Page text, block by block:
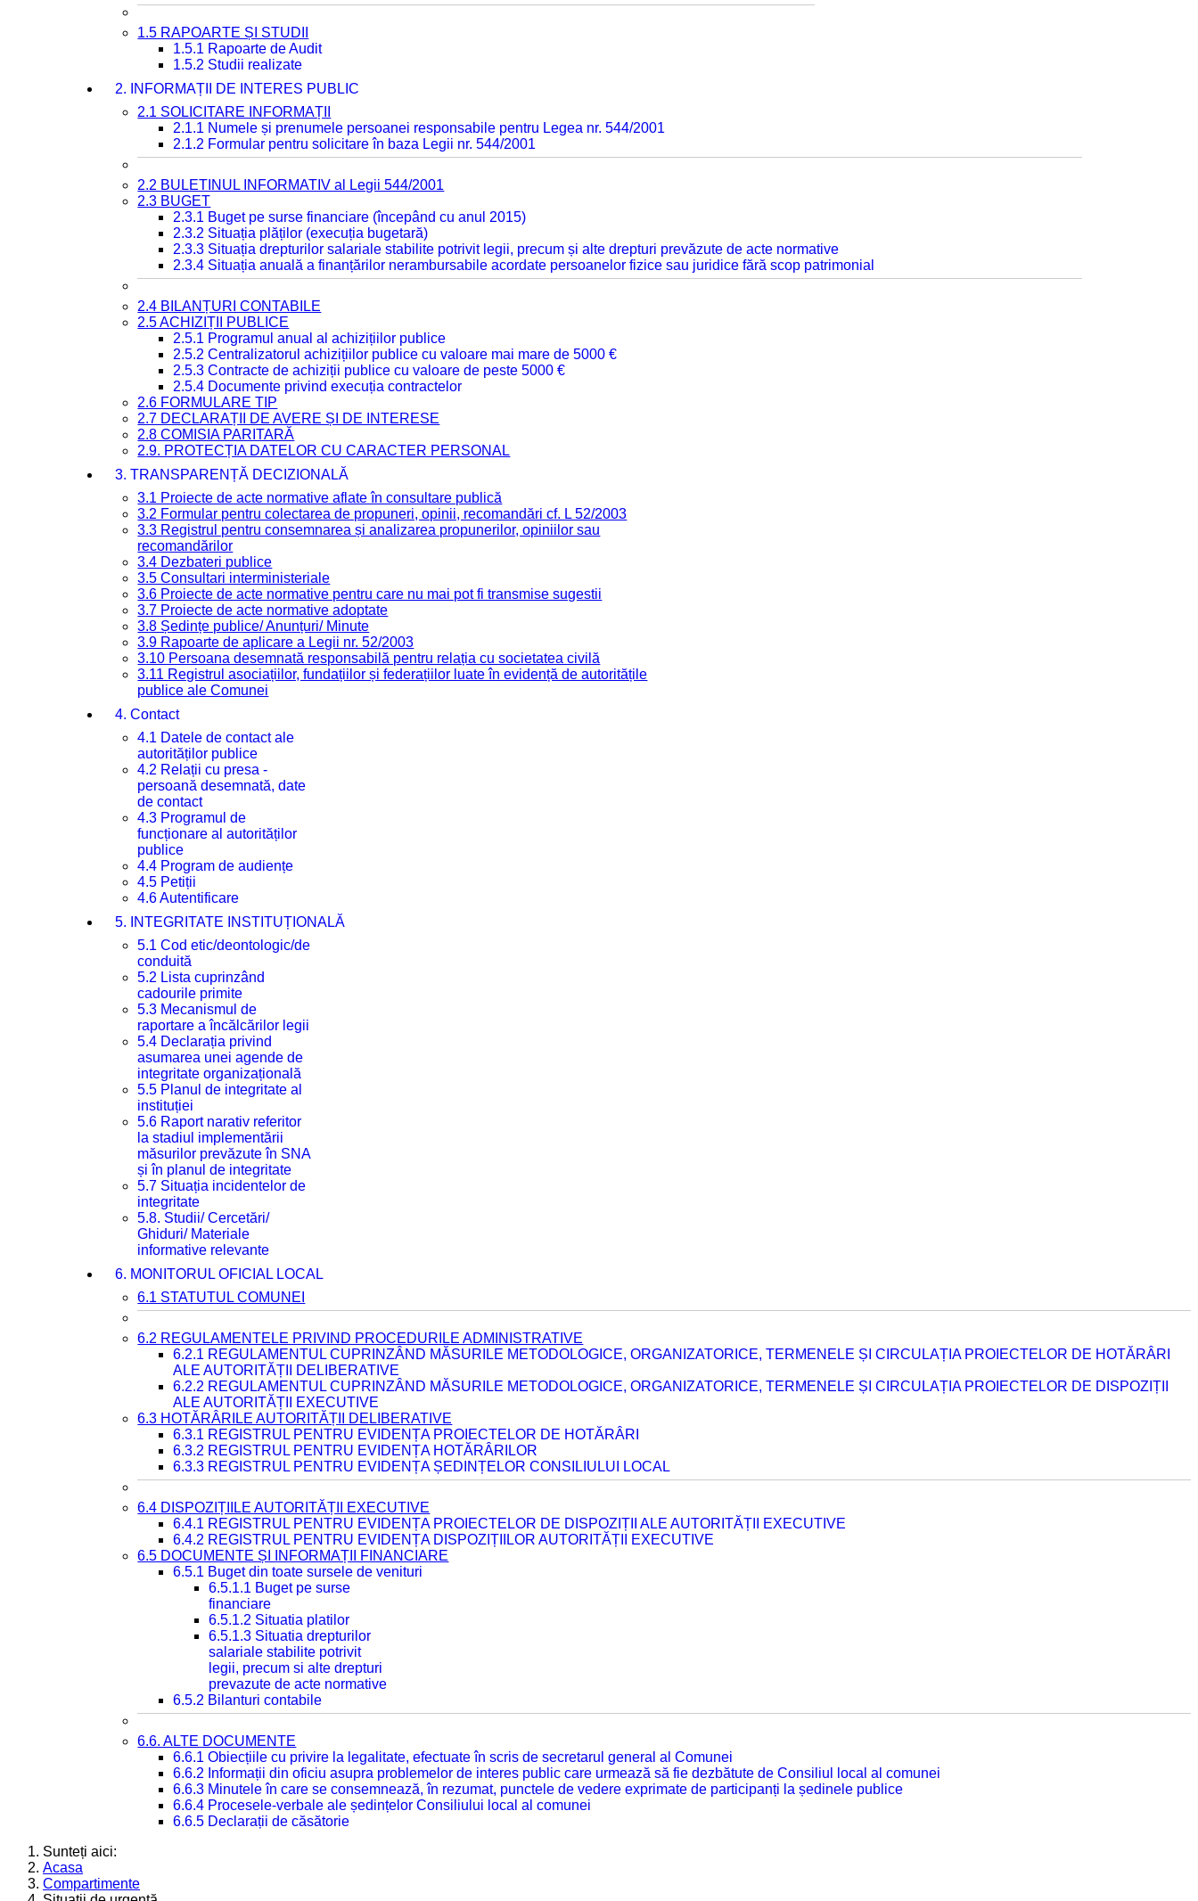
1.5 RAPOARTE ȘI STUDII
1.5.1 Rapoarte de Audit
1.5.2 Studii realizate
2. INFORMAȚII DE INTERES PUBLIC
2.1 SOLICITARE INFORMAȚII
2.1.1 Numele și prenumele persoanei responsabile pentru Legea nr. 544/2001
2.1.2 Formular pentru solicitare în baza Legii nr. 544/2001
2.2 BULETINUL INFORMATIV al Legii 544/2001
2.3 BUGET
2.3.1 Buget pe surse financiare (începând cu anul 2015)
2.3.2 Situația plăților (execuția bugetară)
2.3.3 Situația drepturilor salariale stabilite potrivit legii, precum și alte drepturi prevăzute de acte normative
2.3.4 Situația anuală a finanțărilor nerambursabile acordate persoanelor fizice sau juridice fără scop patrimonial
2.4 BILANȚURI CONTABILE
2.5 ACHIZIȚII PUBLICE
2.5.1 Programul anual al achizițiilor publice
2.5.2 Centralizatorul achizițiilor publice cu valoare mai mare de 5000 €
2.5.3 Contracte de achiziții publice cu valoare de peste 5000 €
2.5.4 Documente privind execuția contractelor
2.6 FORMULARE TIP
2.7 DECLARAȚII DE AVERE ȘI DE INTERESE
2.8 COMISIA PARITARĂ
2.9. PROTECȚIA DATELOR CU CARACTER PERSONAL
3. TRANSPARENȚĂ DECIZIONALĂ
3.1 Proiecte de acte normative aflate în consultare publică
3.2 Formular pentru colectarea de propuneri, opinii, recomandări cf. L 52/2003
3.3 Registrul pentru consemnarea și analizarea propunerilor, opiniilor sau
recomandărilor
3.4 Dezbateri publice
3.5 Consultari interministeriale
3.6 Proiecte de acte normative pentru care nu mai pot fi transmise sugestii
3.7 Proiecte de acte normative adoptate
3.8 Ședințe publice/ Anunțuri/ Minute
3.9 Rapoarte de aplicare a Legii nr. 52/2003
3.10 Persoana desemnată responsabilă pentru relația cu societatea civilă
3.11 Registrul asociațiilor, fundațiilor și federațiilor luate în evidență de autoritățile
publice ale Comunei
4. Contact
4.1 Datele de contact ale
autorităților publice
4.2 Relații cu presa -
persoană desemnată, date
de contact
4.3 Programul de
funcționare al autorităților
publice
4.4 Program de audiențe
4.5 Petiții
4.6 Autentificare
5. INTEGRITATE INSTITUȚIONALĂ
5.1 Cod etic/deontologic/de
conduită
5.2 Lista cuprinzând
cadourile primite
5.3 Mecanismul de
raportare a încălcărilor legii
5.4 Declarația privind
asumarea unei agende de
integritate organizațională
5.5 Planul de integritate al
instituției
5.6 Raport narativ referitor
la stadiul implementării
măsurilor prevăzute în SNA
și în planul de integritate
5.7 Situația incidentelor de
integritate
5.8. Studii/ Cercetări/
Ghiduri/ Materiale
informative relevante
6. MONITORUL OFICIAL LOCAL
6.1 STATUTUL COMUNEI
6.2 REGULAMENTELE PRIVIND PROCEDURILE ADMINISTRATIVE
6.2.1 REGULAMENTUL CUPRINZÂND MĂSURILE METODOLOGICE, ORGANIZATORICE, TERMENELE ȘI CIRCULAȚIA PROIECTELOR DE HOTĂRÂRI
ALE AUTORITĂȚII DELIBERATIVE
6.2.2 REGULAMENTUL CUPRINZÂND MĂSURILE METODOLOGICE, ORGANIZATORICE, TERMENELE ȘI CIRCULAȚIA PROIECTELOR DE DISPOZIȚII
ALE AUTORITĂȚII EXECUTIVE
6.3 HOTĂRÂRILE AUTORITĂȚII DELIBERATIVE
6.3.1 REGISTRUL PENTRU EVIDENȚA PROIECTELOR DE HOTĂRÂRI
6.3.2 REGISTRUL PENTRU EVIDENȚA HOTĂRÂRILOR
6.3.3 REGISTRUL PENTRU EVIDENȚA ȘEDINȚELOR CONSILIULUI LOCAL
6.4 DISPOZIȚIILE AUTORITĂȚII EXECUTIVE
6.4.1 REGISTRUL PENTRU EVIDENȚA PROIECTELOR DE DISPOZIȚII ALE AUTORITĂȚII EXECUTIVE
6.4.2 REGISTRUL PENTRU EVIDENȚA DISPOZIȚIILOR AUTORITĂȚII EXECUTIVE
6.5 DOCUMENTE ȘI INFORMAȚII FINANCIARE
6.5.1 Buget din toate sursele de venituri
6.5.1.1 Buget pe surse
financiare
6.5.1.2 Situatia platilor
6.5.1.3 Situatia drepturilor
salariale stabilite potrivit
legii, precum si alte drepturi
prevazute de acte normative
6.5.2 Bilanturi contabile
6.6. ALTE DOCUMENTE
6.6.1 Obiecțiile cu privire la legalitate, efectuate în scris de secretarul general al Comunei
6.6.2 Informații din oficiu asupra problemelor de interes public care urmează să fie dezbătute de Consiliul local al comunei
6.6.3 Minutele în care se consemnează, în rezumat, punctele de vedere exprimate de participanți la ședinele publice
6.6.4 Procesele-verbale ale ședințelor Consiliului local al comunei
6.6.5 Declarații de căsătorie
Sunteți aici:
Acasa
Compartimente